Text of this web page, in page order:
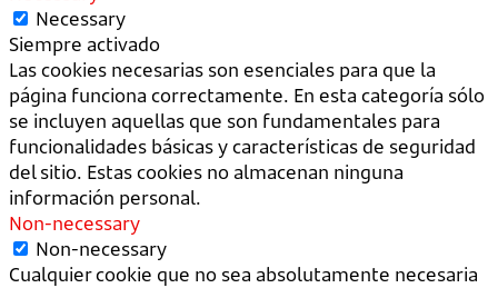
Necessary
Siempre activado
Las cookies necesarias son esenciales para que la
página funciona correctamente. En esta categoría sólo
se incluyen aquellas que son fundamentales para
funcionalidades básicas y características de seguridad
del sitio. Estas cookies no almacenan ninguna
información personal.
Non-necessary
Non-necessary
Cualquier cookie que no sea absolutamente necesaria